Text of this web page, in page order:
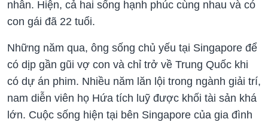
nhân. Hiện, cả hai sống hạnh phúc cùng nhau và có
con gái đã 22 tuổi.
Những năm qua, ông sống chủ yếu tại Singapore để
có dịp gần gũi vợ con và chỉ trở về Trung Quốc khi
có dự án phim. Nhiều năm lăn lội trong ngành giải trí,
nam diễn viên họ Hứa tích luỹ được khối tài sản khá
lớn. Cuộc sống hiện tại bên Singapore của gia đình